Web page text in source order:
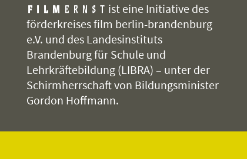
ist eine Initiative des
förderkreises film berlin-brandenburg
e.V. und des Landesinstituts
Brandenburg für Schule und
Lehrkräftebildung (LIBRA) – unter der
Schirmherrschaft von Bildungsminister
Gordon Hoffmann.